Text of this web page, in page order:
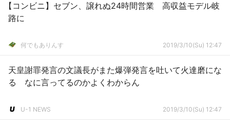
【コンビニ】セブン、譲れぬ24時間営業 高収益モデル岐
路に
何でもありんす 2019/3/10(Su) 12:47
天皇謝罪発言の文議長がまた爆弾発言を吐いて火達磨にな
る なに言ってるのかよくわからん
U-1 NEWS 2019/3/10(Su) 12:47